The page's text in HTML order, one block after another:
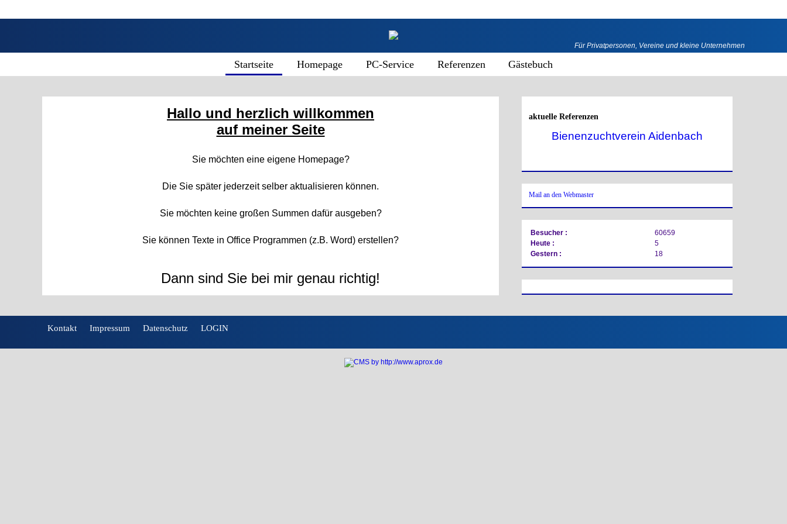
Für Privatpersonen, Vereine und kleine Unternehmen
Startseite Homepage PC-Service Referenzen Gästebuch
Hallo und herzlich willkommen
auf meiner Seite
Sie möchten eine eigene Homepage?
Die Sie später jederzeit selber aktualisieren können.
Sie möchten keine großen Summen dafür ausgeben?
Sie können Texte in Office Programmen (z.B. Word) erstellen?
Dann sind Sie bei mir genau richtig!
aktuelle Referenzen
Bienenzuchtverein Aidenbach
Mail an den Webmaster
Besucher :
60659
Heute :
5
Gestern :
18
Kontakt Impressum Datenschutz LOGIN